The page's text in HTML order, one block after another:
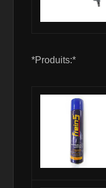
*Produits:*